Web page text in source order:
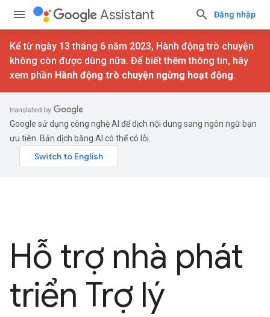
Assistant Đăng nhập
Kể từ ngày 13 tháng 6 năm 2023, Hành động trò chuyện
không còn được dùng nữa. Để biết thêm thông tin, hãy
xem phần Hành động trò chuyện ngừng hoạt động.
Google sử dụng công nghệ AI để dịch nội dung sang ngôn ngữ bạn
ưu tiên. Bản dịch bằng AI có thể có lỗi.
Hỗ trợ nhà phát
triển Trợ lý